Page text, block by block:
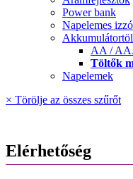
Power bank
Napelemes
AA /
Töltők
Napelemek
× Törölje az összes szűrőt
Elérhetőség